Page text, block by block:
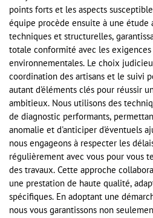
points forts et les aspects
équipe procède ensuite à une étude
techniques et structurelles,
totale conformité avec les
environnementales. Le choix
coordination des artisans et le suivi
autant d'éléments clés pour réussir
ambitieux. Nous utilisons des
de diagnostic performants,
anomalie et d'anticiper d'éventuels
nous engageons à respecter les
régulièrement avec vous pour vous
des travaux. Cette approche
une prestation de haute qualité,
spécifiques. En adoptant une
nous vous garantissons non